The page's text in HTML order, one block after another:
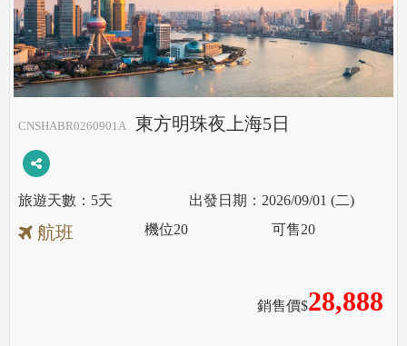
CNSHABR0260901A 東方明珠夜上海5日
5天 2026/09/01 (二)
航班
銷售價$28,888
機位20 可售20